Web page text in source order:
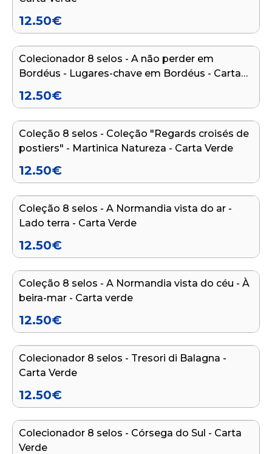
12.50€
Colecionador 8 selos - A não perder em
Bordéus - Lugares-chave em Bordéus - Carta
12.50€
Coleção 8 selos - Coleção "Regards croisés de
postiers" - Martinica Natureza - Carta Verde
12.50€
Coleção 8 selos - A Normandia vista do ar -
Lado terra - Carta Verde
12.50€
Coleção 8 selos - A Normandia vista do céu - À
beira-mar - Carta verde
12.50€
Colecionador 8 selos - Tresori di Balagna -
Carta Verde
12.50€
Colecionador 8 selos - Córsega do Sul - Carta
Verde